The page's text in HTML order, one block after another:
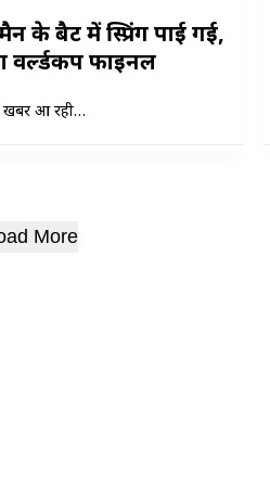
के बैट में स्प्रिंग पाई गई,
वर्ल्डकप फाइनल
खबर आ रही…
More